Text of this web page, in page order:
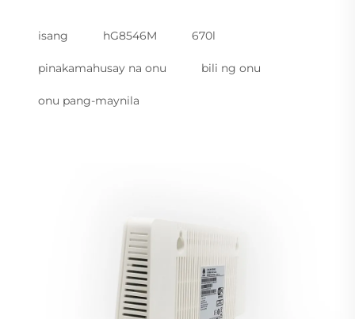
isang hG8546M 670l
pinakamahusay na onu bili ng onu
onu pang-maynila